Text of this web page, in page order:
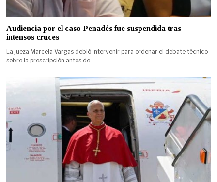
Audiencia por el caso Penadés fue suspendida tras
intensos cruces
La jueza Marcela Vargas debió intervenir para ordenar el debate técnico
sobre la prescripción antes de